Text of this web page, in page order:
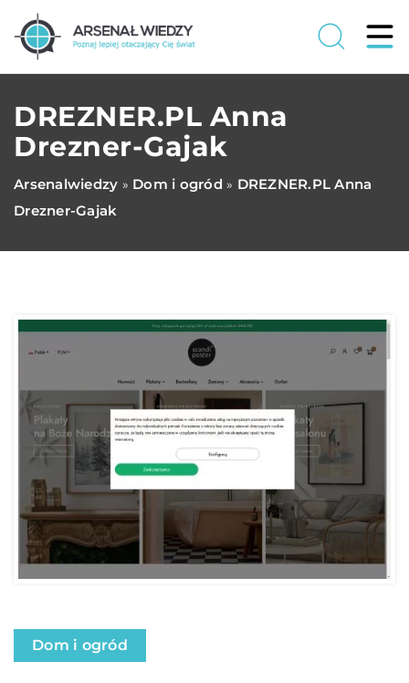
DREZNER.PL Anna
Drezner-Gajak
Arsenalwiedzy » Dom i ogród » DREZNER.PL Anna
Drezner-Gajak
Dom i ogród